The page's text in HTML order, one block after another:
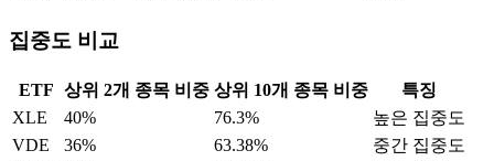
집중도 비교
ETF 상위 2개 종목 비중 상위 10개 종목 비중
특징
XLE
40% 76.3%
높은 집중도
VDE
36% 63.38%
중간 집중도